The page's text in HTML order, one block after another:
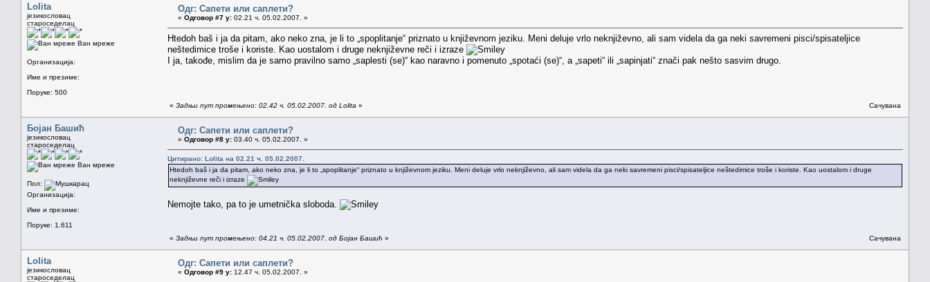
Lolita
језикословац
староседелац
Ван мреже
Организација:
Име и презиме:
Поруке: 500
Одг: Сапети или саплети?
« Одговор #7 у: 02.21 ч. 05.02.2007. »
Htedoh baš i ja da pitam, ako neko zna, je li to „spoplitanje“ priznato u književnom jeziku. Meni deluje vrlo neknjiževno, ali sam videla da ga neki savremeni pisci/spisateljice
neštedimice troše i koriste. Kao uostalom i druge neknjiževne reči i izraze
I ja, takođe, mislim da je samo pravilno samo „saplesti (se)“ kao naravno i pomenuto „spotaći (se)“, a „sapeti“ ili „sapinjati“ znači pak nešto sasvim drugo.
« Задњи пут промењено: 02.42 ч. 05.02.2007. од Lolita » Сачувана
Бојан Башић
језикословац
староседелац
Ван мреже
Пол:
Организација:
Име и презиме:
Поруке: 1.611
Одг: Сапети или саплети?
« Одговор #8 у: 03.40 ч. 05.02.2007. »
Цитирано: Lolita на 02.21 ч. 05.02.2007.
Htedoh baš i ja da pitam, ako neko zna, je li to „spoplitanje“ priznato u književnom jeziku. Meni deluje vrlo neknjiževno, ali sam videla da ga neki savremeni pisci/spisateljice neštedimice troše i koriste. Kao uostalom i druge
neknjiževne reči i izraze
Nemojte tako, pa to je umetnička sloboda.
« Задњи пут промењено: 04.21 ч. 05.02.2007. од Бојан Башић » Сачувана
Lolita
језикословац
староседелац
Одг: Сапети или саплети?
« Одговор #9 у: 12.47 ч. 05.02.2007. »